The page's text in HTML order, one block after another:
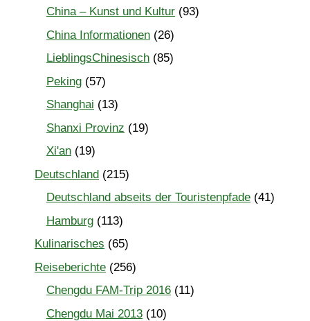
China – Kunst und Kultur (93)
China Informationen (26)
LieblingsChinesisch (85)
Peking (57)
Shanghai (13)
Shanxi Provinz (19)
Xi'an (19)
Deutschland (215)
Deutschland abseits der Touristenpfade (41)
Hamburg (113)
Kulinarisches (65)
Reiseberichte (256)
Chengdu FAM-Trip 2016 (11)
Chengdu Mai 2013 (10)